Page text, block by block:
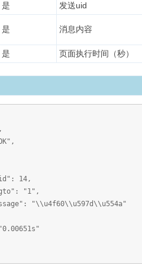
是 发送uid
是 消息内容
是 页面执行时间（秒）
"1",